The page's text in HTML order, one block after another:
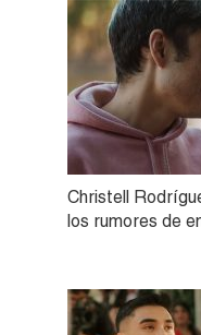
Christell
los rumores de